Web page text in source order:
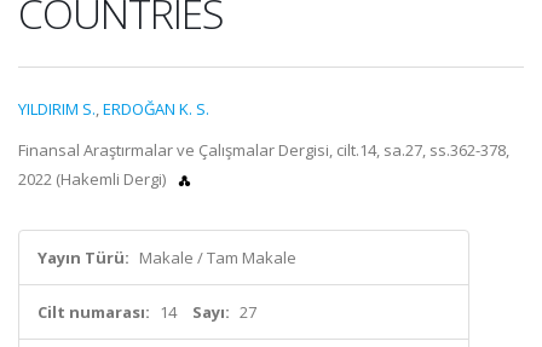
COUNTRIES
YILDIRIM S.,ERDOĞAN K. S.
Finansal Araştırmalar ve Çalışmalar Dergisi, cilt.14, sa.27, ss.362-378,
2022 (Hakemli Dergi)
Yayın Türü: Makale / Tam Makale
Cilt numarası: 14 Sayı: 27